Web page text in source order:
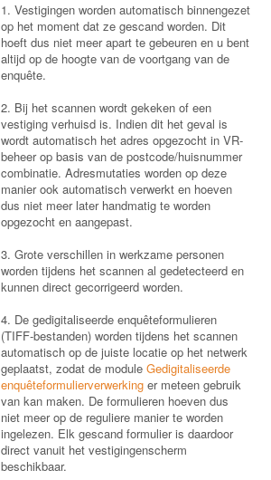
1. Vestigingen worden automatisch binnengezet
op het moment dat ze gescand worden. Dit
hoeft dus niet meer apart te gebeuren en u bent
altijd op de hoogte van de voortgang van de
enquête.
2. Bij het scannen wordt gekeken of een
vestiging verhuisd is. Indien dit het geval is
wordt automatisch het adres opgezocht in VR-
beheer op basis van de postcode/huisnummer
combinatie. Adresmutaties worden op deze
manier ook automatisch verwerkt en hoeven
dus niet meer later handmatig te worden
opgezocht en aangepast.
3. Grote verschillen in werkzame personen
worden tijdens het scannen al gedetecteerd en
kunnen direct gecorrigeerd worden.
4. De gedigitaliseerde enquêteformulieren
(TIFF-bestanden) worden tijdens het scannen
automatisch op de juiste locatie op het netwerk
geplaatst, zodat de module Gedigitaliseerde
enquêteformulierverwerking er meteen gebruik
van kan maken. De formulieren hoeven dus
niet meer op de reguliere manier te worden
ingelezen. Elk gescand formulier is daardoor
direct vanuit het vestigingenscherm
beschikbaar.